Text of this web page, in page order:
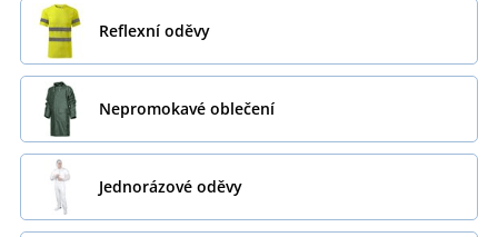
Reflexní oděvy
Nepromokavé oblečení
Jednorázové oděvy